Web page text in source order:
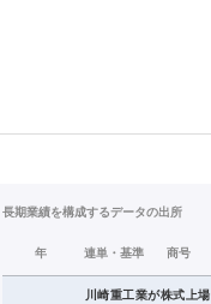
長期業績を構成するデータの出所
年 連単・基準 商号
川崎重工業が株式上場